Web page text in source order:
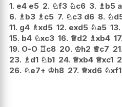
1. e4 e5 2. ♘f3 ♘c6 3. ♗b5
6. ♗b3 ♗c5 7. ♘c3 d6 8. ♘
11. g4 ♗xd5 12. exd5 ♘a5 13.
15. b4 ♘xc3 16. ♕d2 ♗xb4 17.
19. O-O ♖c8 20. ♔h2 ♕c7 21.
23. ♗d1 ♘b1 24. ♕xb4 ♕xc1
26. ♘e7+ ♔h8 27. ♕xd6 ♘